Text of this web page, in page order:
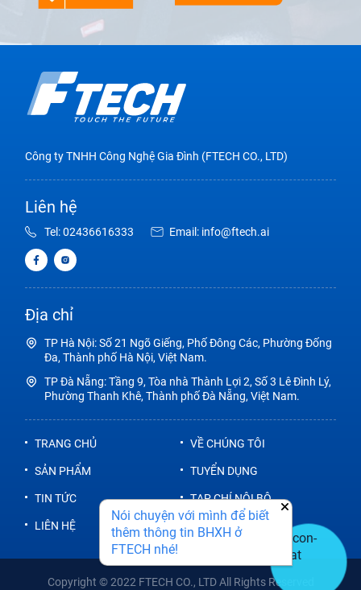
Công ty TNHH Công Nghệ Gia Đình (FTECH CO., LTD)
Liên hệ
Tel:02436616333 Email: info@ftech.ai
Địa chỉ
TP Hà Nội:Số 21 Ngõ Giếng, Phố Đông Các, Phường Đống
Đa, Thành phố Hà Nội, Việt Nam.
TP Đà Nẵng:Tầng 9, Tòa nhà Thành Lợi 2, Số 3 Lê Đình Lý,
Phường Thanh Khê, Thành phố Đà Nẵng, Việt Nam.
TRANG CHỦ VỀ CHÚNG TÔI
SẢN PHẨM TUYỂN DỤNG
TIN TỨC TẠP CHÍ NỘI BỘ
LIÊN HỆ
Copyright © 2022 FTECH CO., LTD All Rights Reserved
Nói chuyện với mình để biết
thêm thông tin BHXH ở
FTECH nhé!